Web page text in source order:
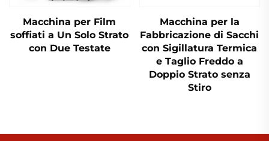
Macchina per Film
soffiati a Un Solo Strato
con Due Testate
Macchina per la
Fabbricazione di Sacchi
con Sigillatura Termica
e Taglio Freddo a
Doppio Strato senza
Stiro